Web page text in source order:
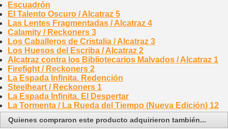
Escuadrón
El Talento Oscuro / Alcatraz 5
Las Lentes Fragmentadas / Alcatraz 4
Calamity / Reckoners 3
Los Caballeros de Cristalia / Alcatraz 3
Los Huesos del Escriba / Alcatraz 2
Alcatraz contra los Bibliotecarios Malvados / Alcatraz 1
Firefight / Reckoners 2
La Espada Infinita. Redención
Steelheart / Reckoners 1
La Espada Infinita. El Despertar
La Tormenta / La Rueda del Tiempo (Nueva Edición) 12
Quienes compraron este producto adquirieron también...